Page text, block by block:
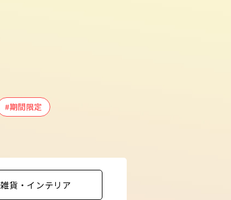
#期間限定
雑貨・インテリア